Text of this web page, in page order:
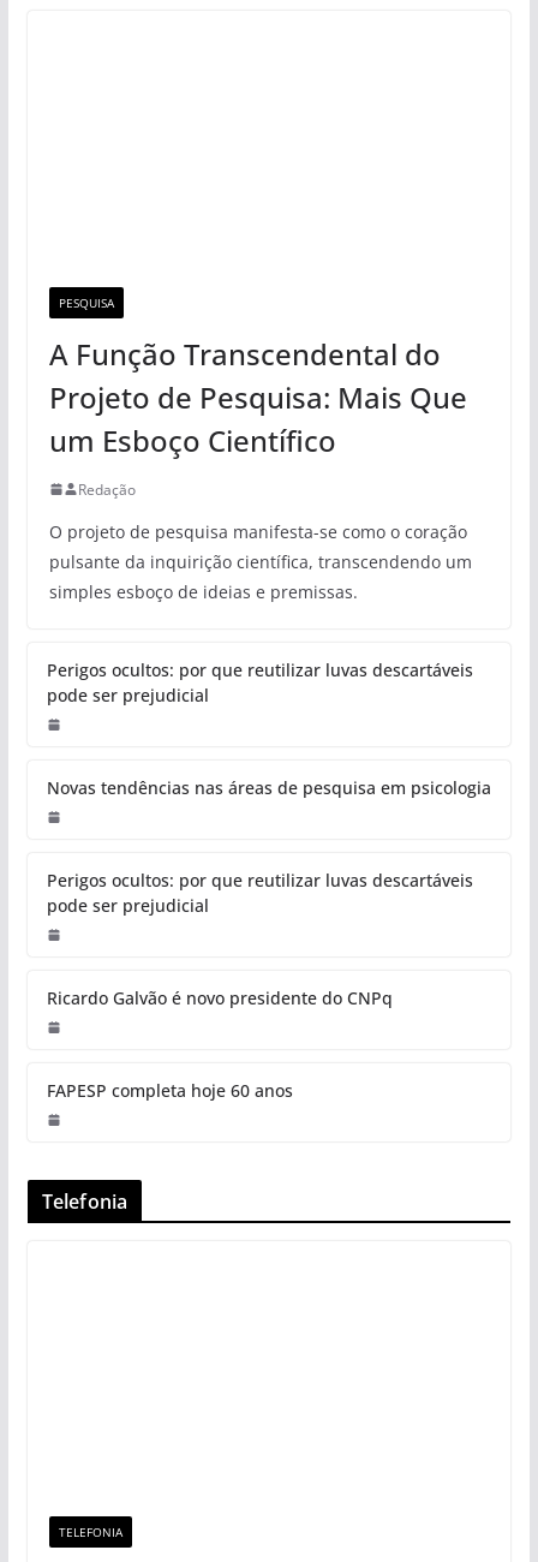
PESQUISA
A Função Transcendental do
Projeto de Pesquisa: Mais Que
um Esboço Científico
Redação
O projeto de pesquisa manifesta-se como o coração
pulsante da inquirição científica, transcendendo um
simples esboço de ideias e premissas.
Perigos ocultos: por que reutilizar luvas descartáveis
pode ser prejudicial
Novas tendências nas áreas de pesquisa em psicologia
Perigos ocultos: por que reutilizar luvas descartáveis
pode ser prejudicial
Ricardo Galvão é novo presidente do CNPq
FAPESP completa hoje 60 anos
Telefonia
TELEFONIA